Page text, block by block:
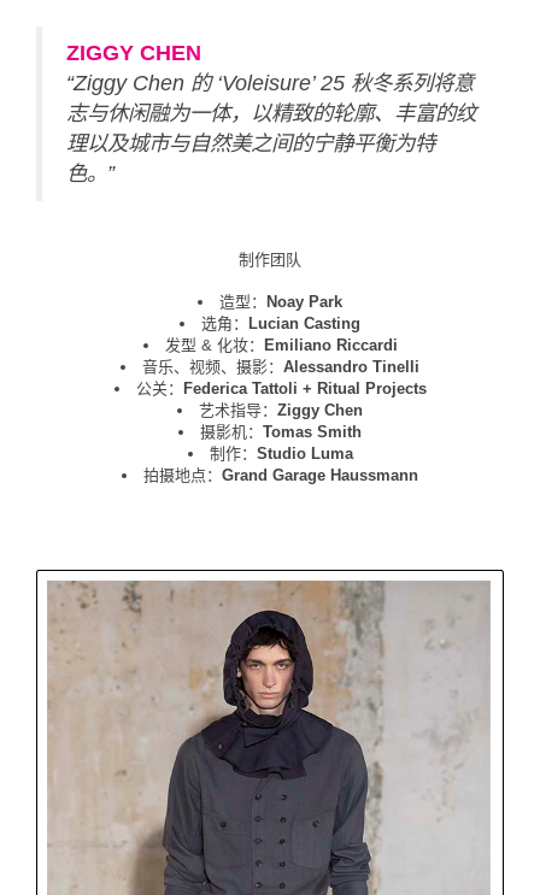
ZIGGY CHEN
“Ziggy Chen 的 ‘Voleisure’ 25 秋冬系列将意
志与休闲融为一体，以精致的轮廓、丰富的纹
理以及城市与自然美之间的宁静平衡为特
色。”
制作团队
造型：
Noay Park
选角：
Lucian Casting
发型 & 化妆：
Emiliano Riccardi
音乐、视频、摄影： Alessandro Tinelli
公关：
Federica Tattoli + Ritual Projects
艺术指导： Ziggy Chen
摄影机： Tomas Smith
制作： Studio Luma
拍摄地点： Grand Garage Haussmann